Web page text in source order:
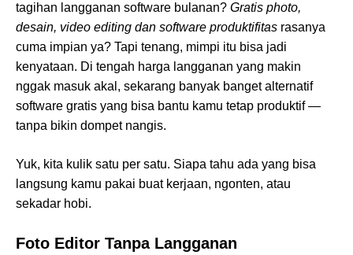
tagihan langganan software bulanan? Gratis photo,
desain, video editing dan software produktifitas rasanya
cuma impian ya? Tapi tenang, mimpi itu bisa jadi
kenyataan. Di tengah harga langganan yang makin
nggak masuk akal, sekarang banyak banget alternatif
software gratis yang bisa bantu kamu tetap produktif —
tanpa bikin dompet nangis.
Yuk, kita kulik satu per satu. Siapa tahu ada yang bisa
langsung kamu pakai buat kerjaan, ngonten, atau
sekadar hobi.
Foto Editor Tanpa Langganan